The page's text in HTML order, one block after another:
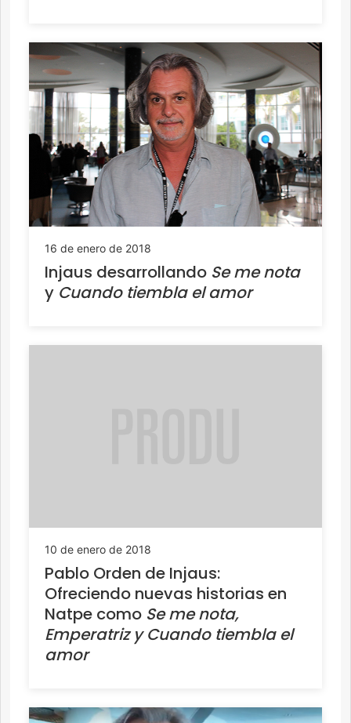
16 de enero de 2018
Injaus desarrollando Se me nota
y Cuando tiembla el amor
10 de enero de 2018
Pablo Orden de Injaus:
Ofreciendo nuevas historias en
Natpe como Se me nota,
Emperatriz y Cuando tiembla el
amor